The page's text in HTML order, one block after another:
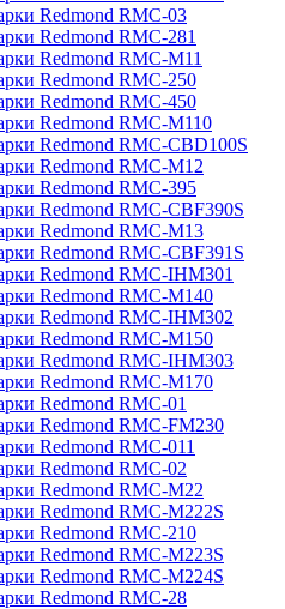
Redmond RMC-03
Redmond RMC-281
Redmond RMC-M11
Redmond RMC-250
Redmond RMC-450
Redmond RMC-M110
Redmond RMC-CBD100S
Redmond RMC-M12
Redmond RMC-395
Redmond RMC-CBF390S
Redmond RMC-M13
Redmond RMC-CBF391S
Redmond RMC-IHM301
Redmond RMC-M140
Redmond RMC-IHM302
Redmond RMC-M150
Redmond RMC-IHM303
Redmond RMC-M170
Redmond RMC-01
Redmond RMC-FM230
Redmond RMC-011
Redmond RMC-02
Redmond RMC-M22
Redmond RMC-M222S
Redmond RMC-210
Redmond RMC-M223S
Redmond RMC-M224S
Redmond RMC-28